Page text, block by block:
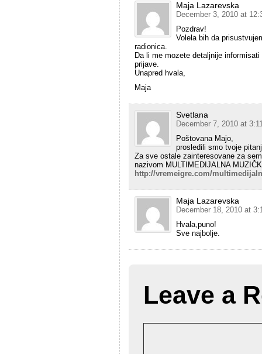
Maja Lazarevska
December 3, 2010 at
Pozdrav!
Volela bih da
radionica.
Da li me mozete detaljnije
prijave.
Unapred hvala,
Maja
Svetlana
December 7, 2010 at
Poštovana Majo,
prosledili smo tvoje
Za sve ostale zainteresovane za
nazivom MULTIMEDIJALNA
http://vremeigre.com/
Maja Lazarevska
December 18, 2010 at
Hvala,puno!
Sve najbolje.
Leave a